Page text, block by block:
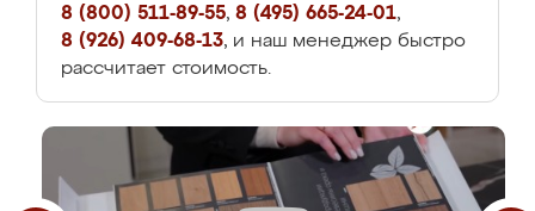
8 (800) 511-89-55, 8 (495) 665-24-01,
8 (926) 409-68-13, и наш менеджер быстро
рассчитает стоимость.